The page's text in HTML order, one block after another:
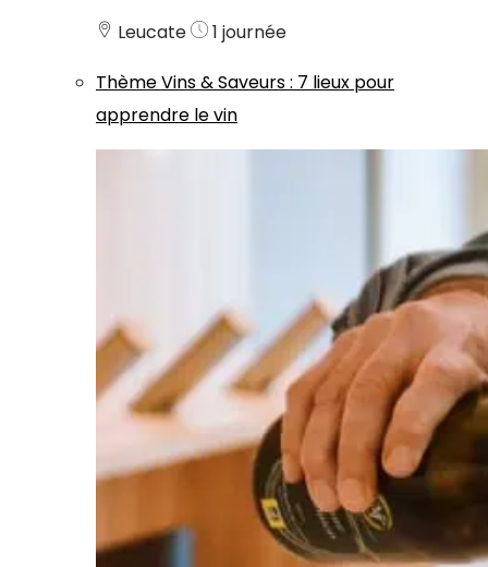
Leucate
1 journée
ThèmeVins & Saveurs: 7 lieux pour
apprendre le vin